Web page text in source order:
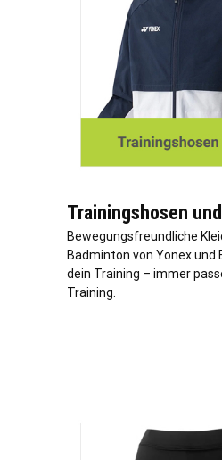
Trainingshosen
Bewegungsfreundliche
Badminton von Yonex
dein Training – immer
Training.